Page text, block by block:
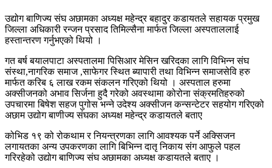
उद्योग बाणिज्य संघ अछामका अध्यक्ष महेन्द्र बहादुर कडायतले सहायक प्रमुख
जिल्ला अधिकारी रन्जन प्रसाद तिमिल्सैना मार्फत जिल्ला अस्पताललाई
हस्तान्तरण गर्नुभएको थियो ।
गत बर्ष बयालपाटा अस्पतालमा पिसिआर मेसिन खरिदका लागि विभिन्न संघ
संस्था,नागरिक समाज ,साफेगर स्थित ब्यापारी तथा विभिन्न समाजसेवि हरु
मार्फत करिब ६ लाख रकम संकलन गरिएको थियो । अस्पताल हरुमा
अक्सीजनको अभाव सिर्जना हुदै गरेको अवस्थामा कोरोना संक्रमतिहरुको
उपचारमा बिषेश सहज पुगोस भन्ने उदेश्य अक्सीजन कन्सन्टेटर सहयोग गरिएको
अछाम उद्योग बाणीज्य संघका अध्यक्ष महेन्द्र कडायतले बताए
कोभिड १९ को रोकथाम र नियन्त्रणका लागि आवश्यक पर्ने अक्सिजन
लगायतका अन्य उपकरणका लागि बिभिन्न दातृ निकाय संग आफुले पहल
गरिरहेको उद्योग बाणिज्य संघ अछामका अध्यक्ष कडायतले बताए ।